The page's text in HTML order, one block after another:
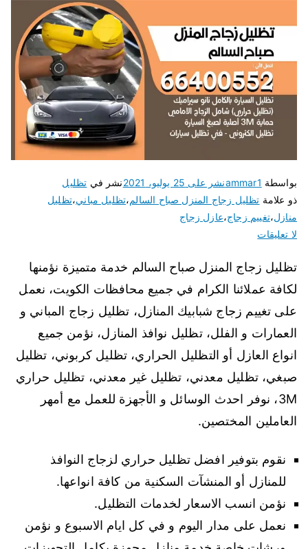
بواسطة ammar1نشر على 25 يوليو، 2021 نشر في تظليل
ذو علامة تظليل زجاج المنزل صباح السالم،تظليل مباني،تظليل
منازل،تغييم زجاج،عازل زجاج
لا تعليقات
تظليل زجاج المنزل صباح السالم خدمة متميزة نؤمنها
لكافة عملائنا الكرام في جميع محافظات الكويت، نعمل
على تغييم زجاج شبابيك المنازل، تظليل زجاج المباني و
العمارات و الفلل، تظليل نوافذ المنازل، نؤمن جميع
انواع العازل أو التظليل الحراري، تظليل كربوني، تظليل
صبغي، تظليل معدني، تظليل غير معدني، تظليل حراري
3M، نوفر احدث الوسائل و الأجهزة للعمل مع أمهر
العاملين المختصين.
نقوم بتوفير افضل تظليل حراري لزجاج النوافذ
للمنازل أو المنشآت السكنية من كافة انواعها.
نؤمن انسب الاسعار لخدمات التظليل.
نعمل على مدار اليوم و في كل ايام الاسبوع و نؤمن